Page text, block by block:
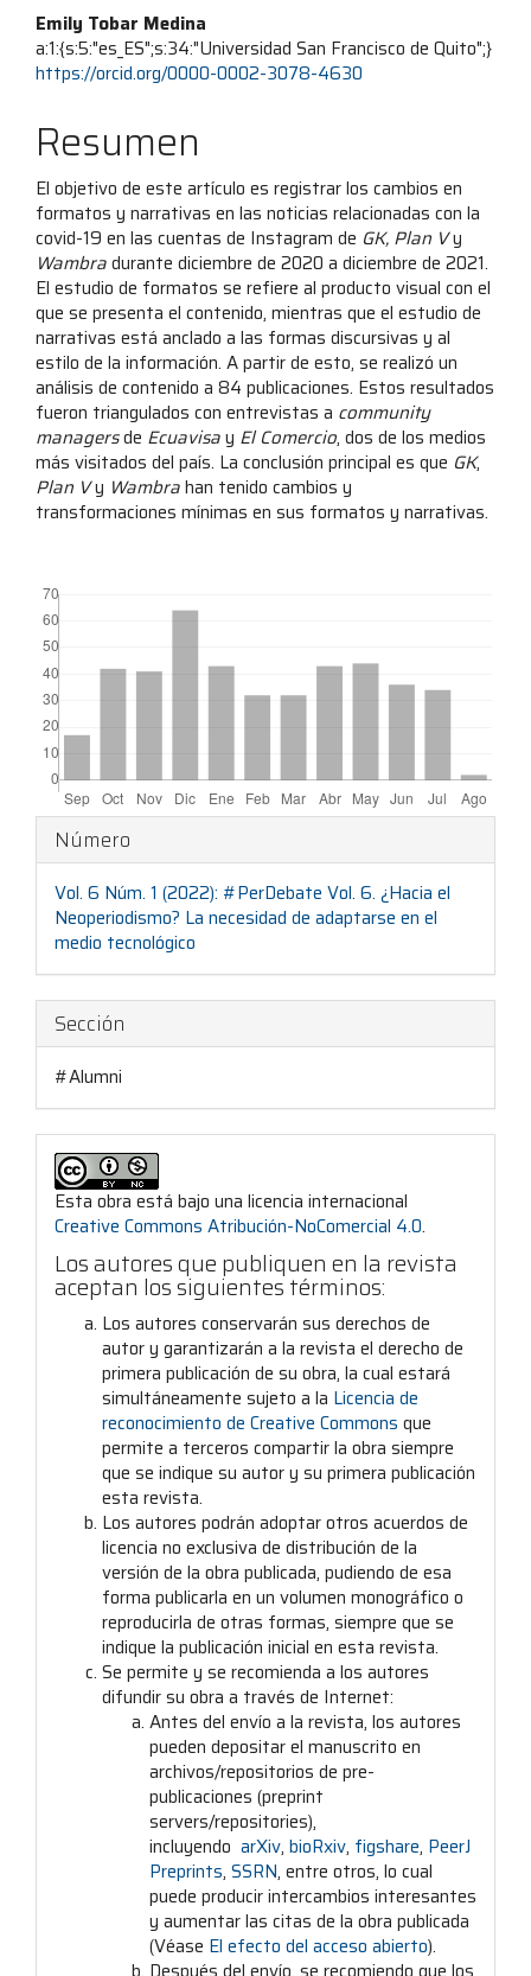
Contenido
principal
del
artículo
Emily Tobar Medina
a:1:{s:5:"es_ES";s:34:"Universidad San Francisco de Quito";}
https://orcid.org/0000-0002-3078-4630
Resumen
El objetivo de este artículo es registrar los cambios en
formatos y narrativas en las noticias relacionadas con la
covid-19 en las cuentas de Instagram de GK, Plan Vy
Wambradurante diciembre de 2020 a diciembre de 2021.
El estudio de formatos se refiere al producto visual con el
que se presenta el contenido, mientras que el estudio de
narrativas está anclado a las formas discursivas y al
estilo de la información. A partir de esto, se realizó un
análisis de contenido a 84 publicaciones. Estos resultados
fueron triangulados con entrevistas a community
managersde Ecuavisay El Comercio, dos de los medios
más visitados del país. La conclusión principal es que GK,
Plan Vy Wambrahan tenido cambios y
transformaciones mínimas en sus formatos y narrativas.
Detalles
del
artículo
Número
Vol. 6 Núm. 1 (2022): #PerDebate Vol. 6. ¿Hacia el
Neoperiodismo? La necesidad de adaptarse en el
medio tecnológico
Sección
#Alumni
Esta obra está bajo una licencia internacional
Creative Commons Atribución-NoComercial 4.0.
Los autores que publiquen en la revista
aceptan los siguientes términos:
Los autores conservarán sus derechos de
autor y garantizarán a la revista el derecho de
primera publicación de su obra, la cual estará
simultáneamente sujeto a la Licencia de
reconocimiento de Creative Commons que
permite a terceros compartir la obra siempre
que se indique su autor y su primera publicación
esta revista.
Los autores podrán adoptar otros acuerdos de
licencia no exclusiva de distribución de la
versión de la obra publicada, pudiendo de esa
forma publicarla en un volumen monográfico o
reproducirla de otras formas, siempre que se
indique la publicación inicial en esta revista.
Se permite y se recomienda a los autores
difundir su obra a través de Internet:
Antes del envío a la revista, los autores
pueden depositar el manuscrito en
archivos/repositorios de pre-
publicaciones (preprint
servers/repositories),
incluyendo arXiv, bioRxiv, figshare, PeerJ
Preprints, SSRN, entre otros, lo cual
puede producir intercambios interesantes
y aumentar las citas de la obra publicada
(Véase El efecto del acceso abierto).